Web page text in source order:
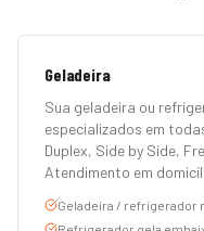
Geladeira
Sua geladeira ou
especializados em
Duplex, Side by Side,
Atendimento em
Geladeira / refrigerador